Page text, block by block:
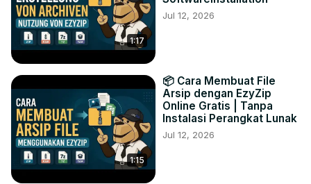
1:17
Jul 12, 2026
1:15
📦 Cara Membuat File
Arsip dengan EzyZip
Online Gratis | Tanpa
Instalasi Perangkat Lunak
Jul 12, 2026